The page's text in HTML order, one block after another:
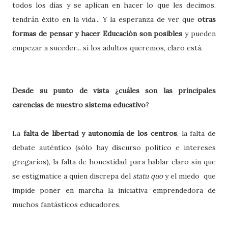
todos los días y se aplican en hacer lo que les decimos,
tendrán éxito en la vida... Y la esperanza de ver que otras
formas de pensar y hacer Educación son posiblesy pueden
empezar a suceder... si los adultos queremos, claro está.
Desde su punto de vista ¿cuáles son las principales
carencias de nuestro sistema educativo?
La falta de libertad y autonomía de los centros, la falta de
debate auténtico (sólo hay discurso político e intereses
gregarios), la falta de honestidad para hablar claro sin que
se estigmatice a quien discrepa del statu quoy el miedo que
impide poner en marcha la iniciativa emprendedora de
muchos fantásticos educadores.